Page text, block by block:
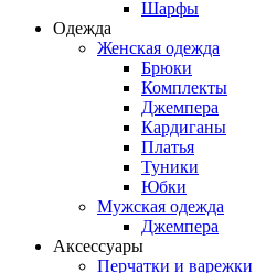
Шарфы
Одежда
Женская одежда
Брюки
Комплекты
Джемпера
Кардиганы
Платья
Туники
Юбки
Мужская одежда
Джемпера
Аксессуары
Перчатки и варежки